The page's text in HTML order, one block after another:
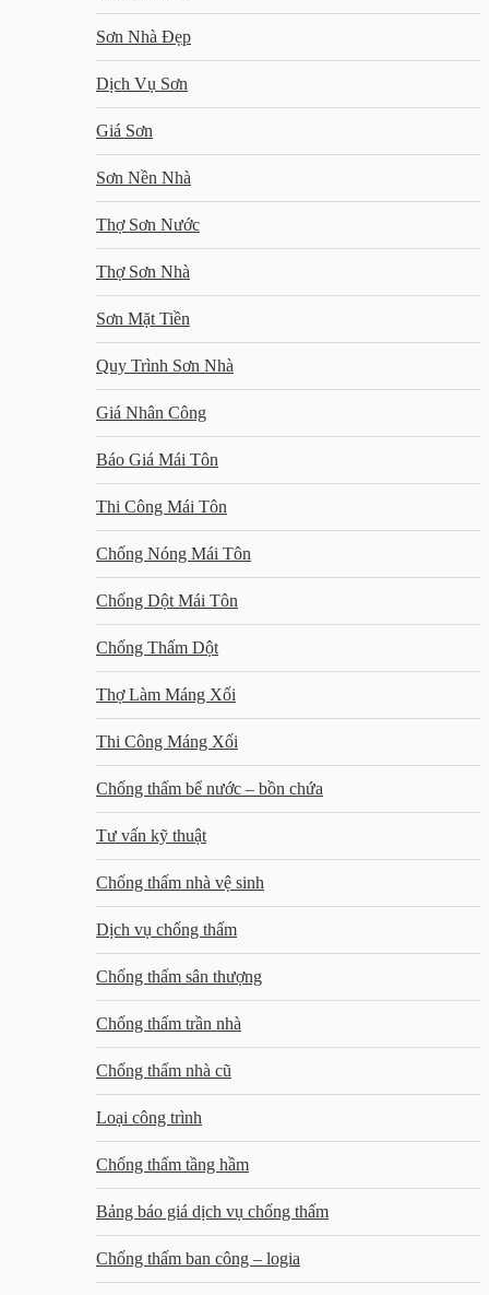
Sơn Nhà Đẹp
Dịch Vụ Sơn
Giá Sơn
Sơn Nền Nhà
Thợ Sơn Nước
Thợ Sơn Nhà
Sơn Mặt Tiền
Quy Trình Sơn Nhà
Giá Nhân Công
Báo Giá Mái Tôn
Thi Công Mái Tôn
Chống Nóng Mái Tôn
Chống Dột Mái Tôn
Chống Thấm Dột
Thợ Làm Máng Xối
Thi Công Máng Xối
Chống thấm bể nước – bồn chứa
Tư vấn kỹ thuật
Chống thấm nhà vệ sinh
Dịch vụ chống thấm
Chống thấm sân thượng
Chống thấm trần nhà
Chống thấm nhà cũ
Loại công trình
Chống thấm tầng hầm
Bảng báo giá dịch vụ chống thấm
Chống thấm ban công – logia